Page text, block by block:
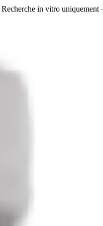
in vitro uniquement